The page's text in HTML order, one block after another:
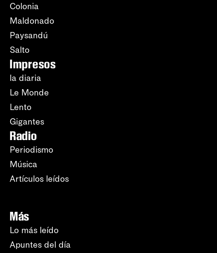
Colonia
Maldonado
Paysandú
Salto
Impresos
la diaria
Le Monde
Lento
Gigantes
Radio
Periodismo
Música
Artículos leídos
Más
Lo más leído
Apuntes del día